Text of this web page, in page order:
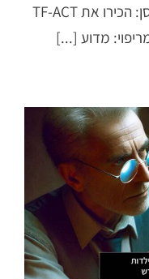
ניהול השפעות הטראומה ובניית חוסן: הכירו את TF-ACT
מדוע [...]